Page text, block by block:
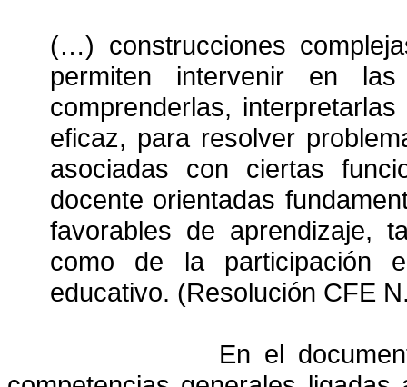
(…) construcciones
permiten intervenir en
comprenderlas,
eficaz, para resolver
asociadas con ciertas
docente orientadas
favorables de aprendizaje,
como de la participación
educativo. (Resolución CFE
En el